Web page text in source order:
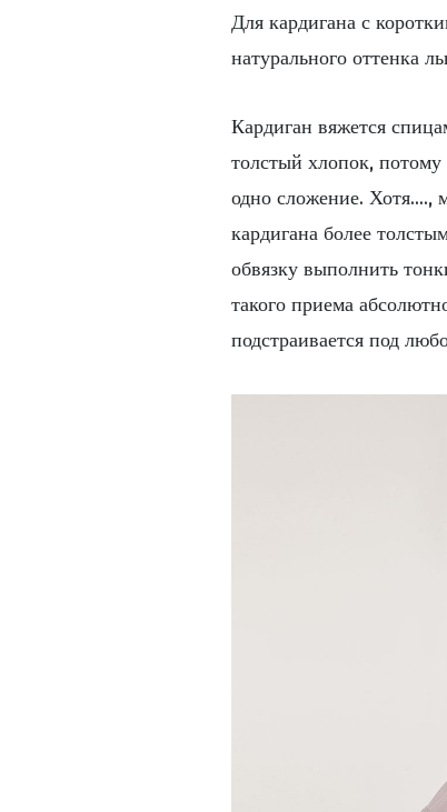
Для кардигана с
натурального оттенка
Кардиган вяжется
толстый хлопок, потому
одно сложение. Хотя....,
кардигана более
обвязку выполнить
такого приема
подстраивается под